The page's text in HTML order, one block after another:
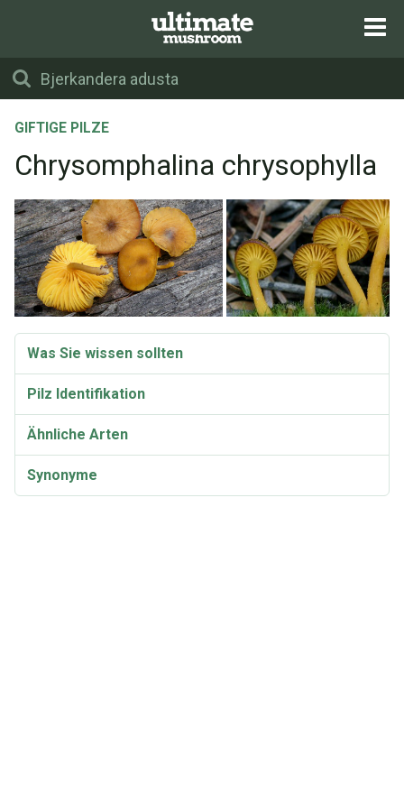
GIFTIGE PILZE
Chrysomphalina chrysophylla
Was Sie wissen sollten
Pilz Identifikation
Ähnliche Arten
Synonyme